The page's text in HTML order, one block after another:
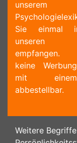
unserem
Sie einmal
unseren
empfangen.
keine
mit
abbestellbar.
Weitere